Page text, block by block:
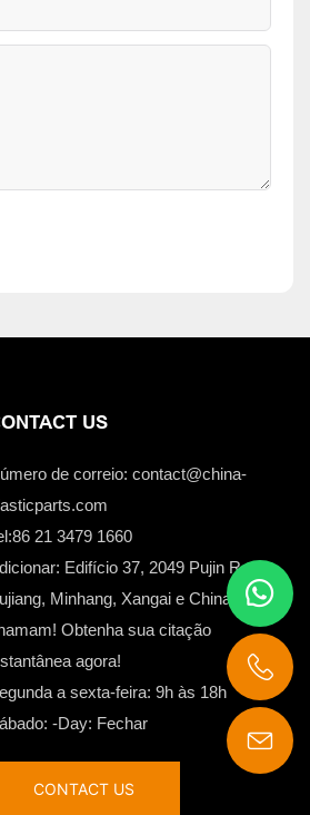
US
de correio:contact@china-
21 3479 1660
Edifício 37, 2049 Pujin Road,
Minhang, Xangai e China nos
Obtenha sua citação
agora!
a sexta-feira: 9h às 18h
-Day: Fechar
CONTACT US